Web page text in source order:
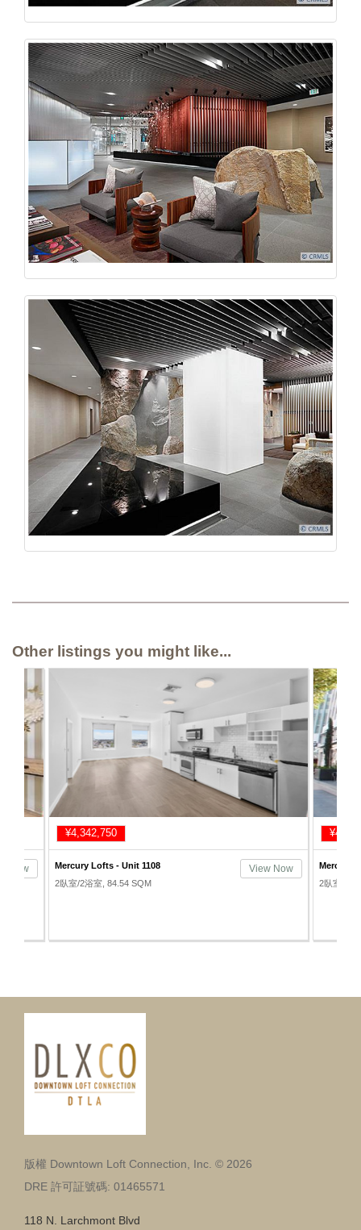
Other listings you might like...
Now
¥4,342,750
Mercury Lofts - Unit 1108
2臥室/2浴室, 84.54 SQM
View Now
Mercury
2臥室/2浴
版權 Downtown Loft Connection, Inc. © 2026
DRE 許可証號碼: 01465571
118 N. Larchmont Blvd